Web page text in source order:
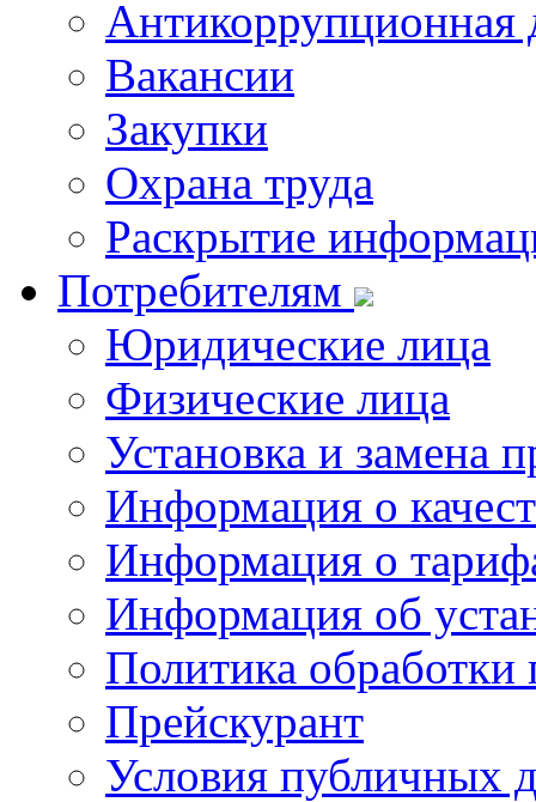
Антикоррупционная
Вакансии
Закупки
Охрана труда
Раскрытие
Потребителям
Юридические лица
Физические лица
Установка и замена
Информация о
Информация о
Информация об
Политика
Прейскурант
Условия публичных